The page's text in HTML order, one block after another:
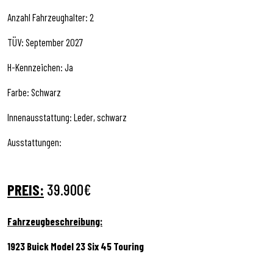
Anzahl Fahrzeughalter: 2
TÜV: September 2027
H-Kennzeichen: Ja
Farbe: Schwarz
Innenausstattung: Leder, schwarz
Ausstattungen:
PREIS: 39.900€
Fahrzeugbeschreibung:
1923 Buick Model 23 Six 45 Touring